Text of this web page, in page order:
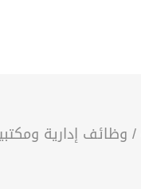
/ وظائف إدارية